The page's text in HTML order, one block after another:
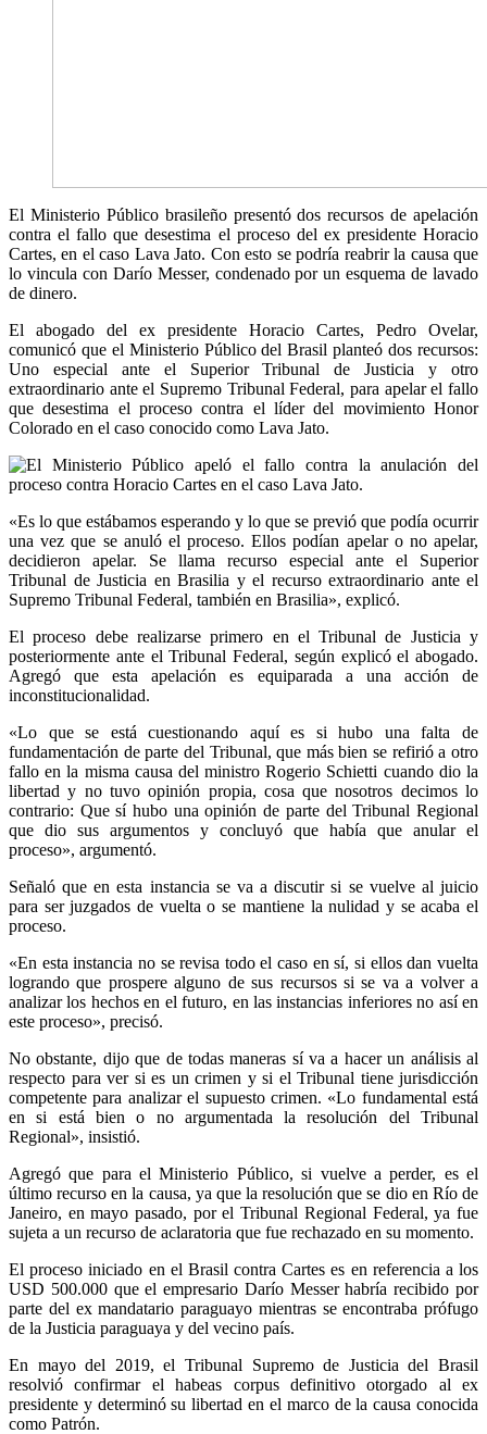
El Ministerio Público brasileño presentó dos recursos de apelación
contra el fallo que desestima el proceso del ex presidente Horacio
Cartes, en el caso Lava Jato. Con esto se podría reabrir la causa que
lo vincula con Darío Messer, condenado por un esquema de lavado
de dinero.
El abogado del ex presidente Horacio Cartes, Pedro Ovelar,
comunicó que el Ministerio Público del Brasil planteó dos recursos:
Uno especial ante el Superior Tribunal de Justicia y otro
extraordinario ante el Supremo Tribunal Federal, para apelar el fallo
que desestima el proceso contra el líder del movimiento Honor
Colorado en el caso conocido como Lava Jato.
«Es lo que estábamos esperando y lo que se previó que podía ocurrir
una vez que se anuló el proceso. Ellos podían apelar o no apelar,
decidieron apelar. Se llama recurso especial ante el Superior
Tribunal de Justicia en Brasilia y el recurso extraordinario ante el
Supremo Tribunal Federal, también en Brasilia», explicó.
El proceso debe realizarse primero en el Tribunal de Justicia y
posteriormente ante el Tribunal Federal, según explicó el abogado.
Agregó que esta apelación es equiparada a una acción de
inconstitucionalidad.
«Lo que se está cuestionando aquí es si hubo una falta de
fundamentación de parte del Tribunal, que más bien se refirió a otro
fallo en la misma causa del ministro Rogerio Schietti cuando dio la
libertad y no tuvo opinión propia, cosa que nosotros decimos lo
contrario: Que sí hubo una opinión de parte del Tribunal Regional
que dio sus argumentos y concluyó que había que anular el
proceso», argumentó.
Señaló que en esta instancia se va a discutir si se vuelve al juicio
para ser juzgados de vuelta o se mantiene la nulidad y se acaba el
proceso.
«En esta instancia no se revisa todo el caso en sí, si ellos dan vuelta
logrando que prospere alguno de sus recursos si se va a volver a
analizar los hechos en el futuro, en las instancias inferiores no así en
este proceso», precisó.
No obstante, dijo que de todas maneras sí va a hacer un análisis al
respecto para ver si es un crimen y si el Tribunal tiene jurisdicción
competente para analizar el supuesto crimen. «Lo fundamental está
en si está bien o no argumentada la resolución del Tribunal
Regional», insistió.
Agregó que para el Ministerio Público, si vuelve a perder, es el
último recurso en la causa, ya que la resolución que se dio en Río de
Janeiro, en mayo pasado, por el Tribunal Regional Federal, ya fue
sujeta a un recurso de aclaratoria que fue rechazado en su momento.
El proceso iniciado en el Brasil contra Cartes es en referencia a los
USD 500.000 que el empresario Darío Messer habría recibido por
parte del ex mandatario paraguayo mientras se encontraba prófugo
de la Justicia paraguaya y del vecino país.
En mayo del 2019, el Tribunal Supremo de Justicia del Brasil
resolvió confirmar el habeas corpus definitivo otorgado al ex
presidente y determinó su libertad en el marco de la causa conocida
como Patrón.